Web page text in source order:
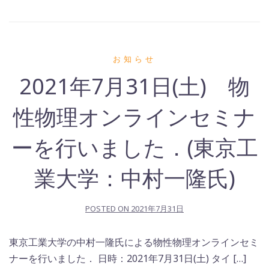
お知らせ
2021年7月31日(土) 物
性物理オンラインセミナ
ーを行いました．(東京工
業大学：中村一隆氏)
POSTED ON 2021年7月31日
東京工業大学の中村一隆氏による物性物理オンラインセミ
ナーを行いました． 日時：2021年7月31日(土) タイ […]